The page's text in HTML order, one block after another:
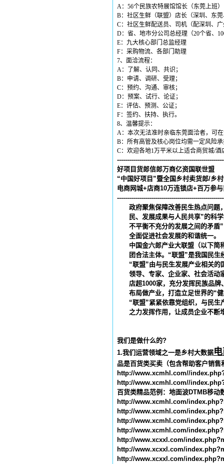
A： 56个民族农特展馆馆长（东莞上班）
B：社区生鲜（联盟）店长（深圳、东
C：社区生鲜配送员、司机（配深圳、
D：省、地市分公司总经理（20个省、
E：九大核心部门总监经理
F：采购物流、各部门助理
7、面洽流程：
A：了解、认同、共识；
B：申请、调研、受理；
C：预约、沟通、审核；
D：预案、试行、论证；
E：评估、预测、公证；
F：签约、扶持、执行。
8、温馨提示：
A：本次无法准时亲临东莞面洽者，可
B：所有高管及核心岗位均需一定风险
C：欢迎各地1万平米以上适合商贸城/酒
好项目货郎信郎万商亿资国联世盟
“中国好项目”暨全国乡村卖货郎/乡
电商网城+店商10万连锁店+百万参
政府聚焦保障改善民生热点问题
民、发展成果与人民共享”的科
不平衡不充分的发展之间的矛盾
全面促进社会发展的和谐统一。
中国金六郎产业大联盟（以下简
团合法主体。“联盟”是我国民
“联盟”由与民生发展产业相关
领导、专家、企业家、社会活动
店超1000家，充分发挥民族品牌
布局做产业，打造立足世界的“
“联盟”紧紧依靠党组织，与民
之力发挥作用，让成员企业不断
我们是做什么的?
1.我们运营领域之一是乡村大数据
品是百货类买卖（包含帮助客户销
http://www.xcmhl.com//
http://www.xcmhl.com//
百货类精品范例：地面波DTMB移动
http://www.xcmhl.com/
http://www.xcmhl.com/
http://www.xcmhl.com/
http://www.xcmhl.com/
http://www.xcxxl.com/
http://www.xcxxl.com/
http://www.xcxxl.com/